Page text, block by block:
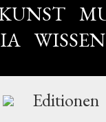
Editionen